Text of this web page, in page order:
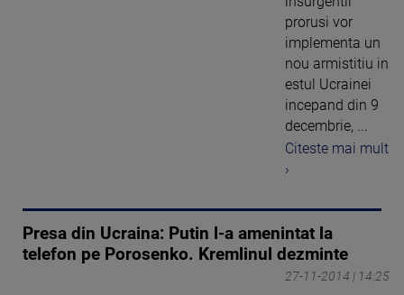
prorusi vor
implementa un
nou armistitiu in
estul Ucrainei
incepand din 9
decembrie, ...
Citeste mai mult
›
Presa din Ucraina: Putin l-a amenintat la
telefon pe Porosenko. Kremlinul dezminte
27-11-2014 | 14:25